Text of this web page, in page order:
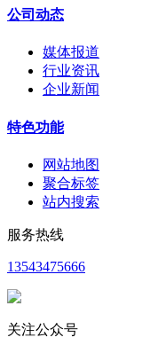
公司动态
媒体报道
行业资讯
企业新闻
特色功能
网站地图
聚合标签
站内搜索
服务热线
13543475666
关注公众号